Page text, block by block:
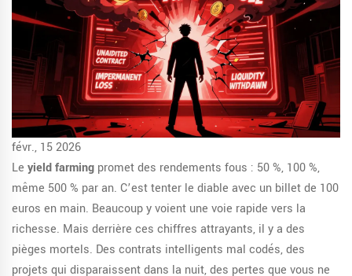
févr., 15 2026
Le yield farming promet des rendements fous : 50 %, 100 %,
même 500 % par an. C’est tenter le diable avec un billet de 100
euros en main. Beaucoup y voient une voie rapide vers la
richesse. Mais derrière ces chiffres attrayants, il y a des
pièges mortels. Des contrats intelligents mal codés, des
projets qui disparaissent dans la nuit, des pertes que vous ne